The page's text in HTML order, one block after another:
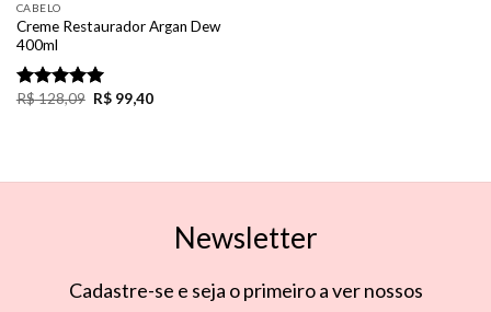
CABELO
Creme Restaurador Argan Dew
400ml
Rated5.00
R$128,09 R$99,40
Newsletter
Cadastre-se e seja o primeiro a ver nossos